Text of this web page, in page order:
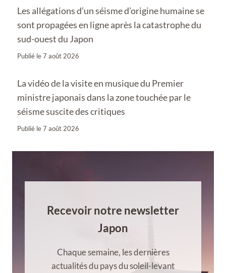
Les allégations d’un séisme d’origine humaine se
sont propagées en ligne après la catastrophe du
sud-ouest du Japon
Publié le7 août 2026
La vidéo de la visite en musique du Premier
ministre japonais dans la zone touchée par le
séisme suscite des critiques
Publié le7 août 2026
Recevoir notre newsletter
Japon
Chaque semaine, les dernières
actualités du pays du soleil-levant